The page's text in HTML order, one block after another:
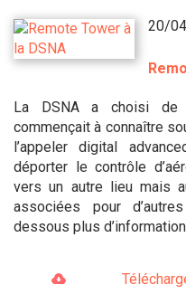
20/
La DSNA a choisi de
commençait à connaître
l’appeler digital
déporter le contrôle
vers un autre lieu mais
associées pour
dessous plus